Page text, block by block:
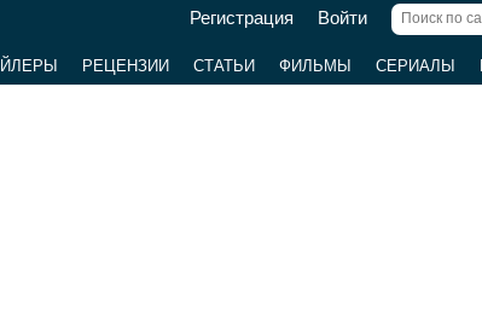
Регистрация Войти
РЕЦЕНЗИИ СТАТЬИ ФИЛЬМЫ СЕРИАЛЫ